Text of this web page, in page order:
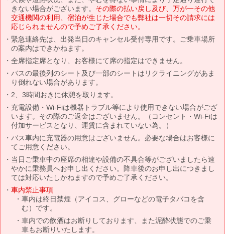
きない場合がございます。 その際の払い戻し及び、万が一その他
交通機関の利用、宿泊が生じた場合でも弊社は一切その請求には
応じられませんので予めご了承ください。
緊急連絡先は、出発当日のキャンセル受付専用です。ご乗車場所
の案内はできかねます。
全席指定席となり、お客様にて席の指定はできません。
バスの最後列のシート及び一部のシートはリクライニングがあま
り倒れない場合があります。
2、3時間おきに休憩を取ります。
充電設備・Wi-Fiは機器トラブル等により使用できない場合がござ
います。その際のご返金はございません。（コンセント・Wi-Fiは
付加サービスとなり、運賃に含まれていない為。）
バス車内に充電器の用意はございません。必要な場合はお客様に
てご用意ください。
当日ご乗車中の座席の相違や設備の不具合等がございましたら速
やかに乗務員へお申し出ください。降車後のお申し出につきまし
ては対応いたしかねますので予めご了承ください。
車内禁止事項
車内は終日禁煙（アイコス、グローなどの電子タバコを含
む）です。
車内での飲酒はお断りしております、また泥酔状態でのご乗
車もお断りいたします。